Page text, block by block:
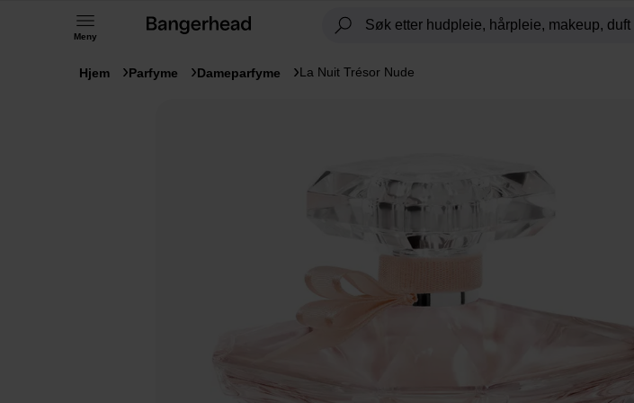
Meny
Hjem Parfyme Dameparfyme La Nuit Trésor Nude